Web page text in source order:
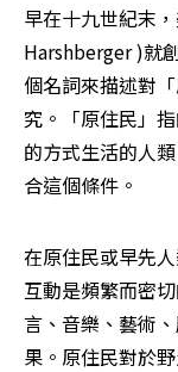
早在十九世紀末
Harshberger )就
個名詞來描述對
究。「原住民」
的方式生活的人
合這個條件。
在原住民或早先
互動是頻繁而密
言、音樂、藝術
果。原住民對於